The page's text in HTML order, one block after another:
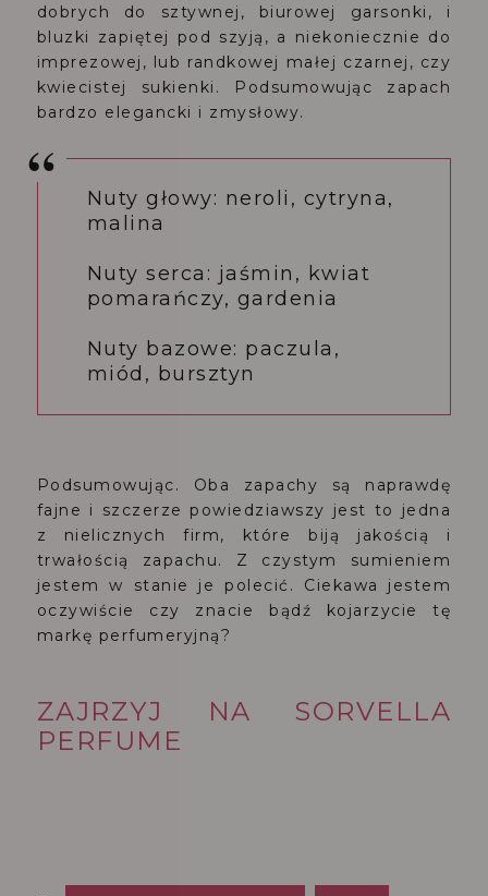
dobrych do sztywnej, biurowej garsonki, i
bluzki zapiętej pod szyją, a niekoniecznie do
imprezowej, lub randkowej małej czarnej, czy
kwiecistej sukienki. Podsumowując zapach
bardzo elegancki i zmysłowy.
Nuty głowy: neroli, cytryna,
malina
Nuty serca: jaśmin, kwiat
pomarańczy, gardenia
Nuty bazowe: paczula,
miód, bursztyn
Podsumowując. Oba zapachy są naprawdę
fajne i szczerze powiedziawszy jest to jedna
z nielicznych firm, które biją jakością i
trwałością zapachu. Z czystym sumieniem
jestem w stanie je polecić. Ciekawa jestem
oczywiście czy znacie bądź kojarzycie tę
markę perfumeryjną?
ZAJRZYJ NA
SORVELLA
PERFUME